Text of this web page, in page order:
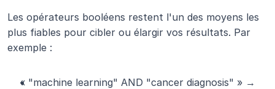
Les opérateurs booléens restent l'un des moyens les
plus fiables pour cibler ou élargir vos résultats. Par
exemple :
« "machine learning" AND "cancer diagnosis" » →